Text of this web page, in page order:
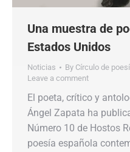
Una muestra de
Estados Unidos
Noticias By Círculo de
Leave a comment
El poeta, crítico y
Ángel Zapata ha
Número 10 de Hostos
poesía española